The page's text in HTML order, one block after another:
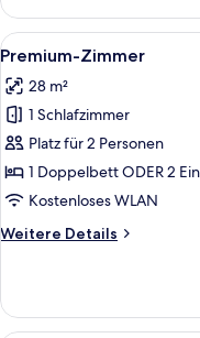
(Extra
Bed
3
Alle
Fotos
für
Premium-
Zimmer
anzeigen
11
Premium-Zimmer
28 m²
1 Schlafzimmer
Platz für 2 Personen
1 Doppelbett ODER 2
Kostenloses WLAN
Weitere Details
Weitere
Zimmer